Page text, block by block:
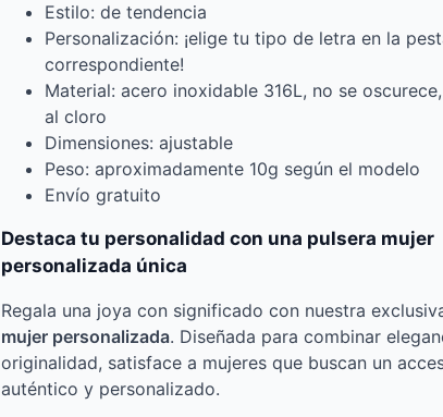
Estilo: de tendencia
Personalización: ¡elige tu tipo de letra en la
correspondiente!
Material: acero inoxidable 316L, no se
al cloro
Dimensiones: ajustable
Peso: aproximadamente 10g según el modelo
Envío gratuito
Destaca tu personalidad con una pulsera mujer
personalizada única
Regala una joya con significado con nuestra
mujer personalizada. Diseñada para combinar
originalidad, satisface a mujeres que buscan un
auténtico y personalizado.